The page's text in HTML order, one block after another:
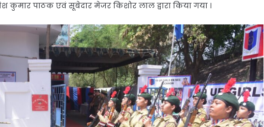
कुमार पाठक एवं सूबेदार मेजर किशोर लाल द्वारा किया गया ।